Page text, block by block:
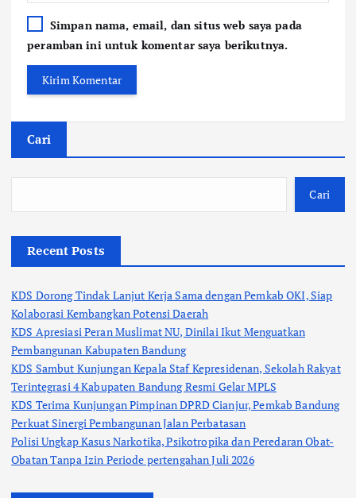
Simpan nama, email, dan situs web saya pada
peramban ini untuk komentar saya berikutnya.
Cari
Cari
Recent Posts
KDS Dorong Tindak Lanjut Kerja Sama dengan Pemkab OKI, Siap
Kolaborasi Kembangkan Potensi Daerah
KDS Apresiasi Peran Muslimat NU, Dinilai Ikut Menguatkan
Pembangunan Kabupaten Bandung
KDS Sambut Kunjungan Kepala Staf Kepresidenan, Sekolah Rakyat
Terintegrasi 4 Kabupaten Bandung Resmi Gelar MPLS
KDS Terima Kunjungan Pimpinan DPRD Cianjur, Pemkab Bandung
Perkuat Sinergi Pembangunan Jalan Perbatasan
Polisi Ungkap Kasus Narkotika, Psikotropika dan Peredaran Obat-
Obatan Tanpa Izin Periode pertengahan Juli 2026